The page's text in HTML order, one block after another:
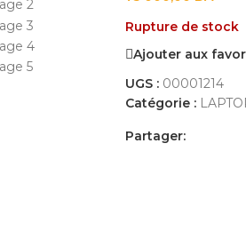
Rupture de stock
Ajouter aux
UGS : 00001214
Catégorie :
Partager: